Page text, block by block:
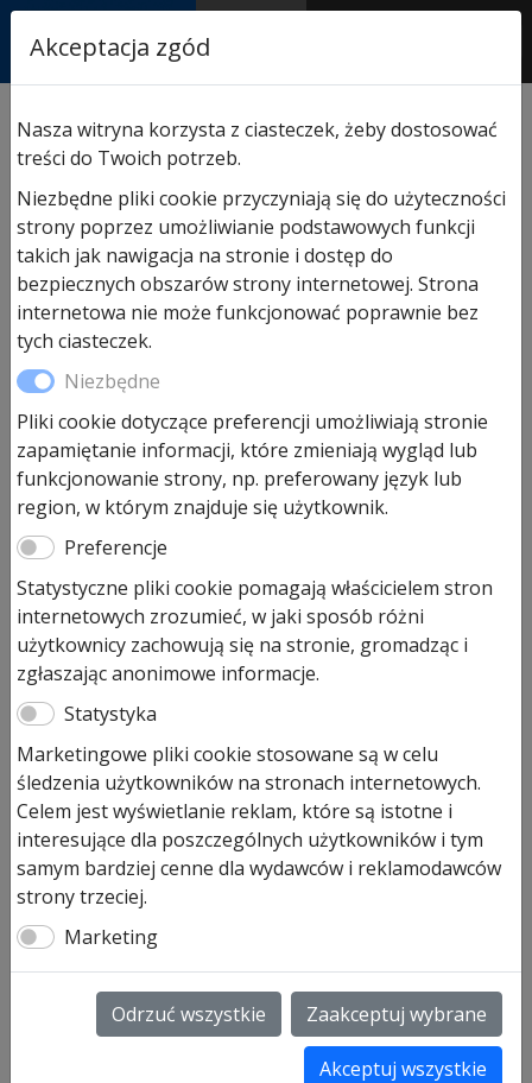
AUTORYZOWANY
PARTNER & SERWIS
wejściowych/ Profil maskujący do płyty drzwiowej
Profil maskujący do płyty
drzwiowej
93,00zł
Pozostało tylko: 1 (może być zamówiony)
ilość
Profil
maskujący
do
płyty
drzwiowej
Dodaj do koszyka
Profil maskujący do płyty drzwiowej
Do serii:
✔ TPS, MZ Thermo46, KSI Thermo46
Cena dotyczy 3,5 m.b.
Artykuł dostępny na zamówienie z Niemiec, czas
oczekiwania ok 14 dni.
320143
320143
Informacje dodatkowe
Akceptacja zgód
Nasza witryna korzysta z ciasteczek, żeby dostosować
treści do Twoich potrzeb.
Niezbędne pliki cookie przyczyniają się do użyteczności
strony poprzez umożliwianie podstawowych funkcji
takich jak nawigacja na stronie i dostęp do
bezpiecznych obszarów strony internetowej. Strona
internetowa nie może funkcjonować poprawnie bez
tych ciasteczek.
Niezbędne
Pliki cookie dotyczące preferencji umożliwiają stronie
zapamiętanie informacji, które zmieniają wygląd lub
funkcjonowanie strony, np. preferowany język lub
region, w którym znajduje się użytkownik.
Preferencje
Statystyczne pliki cookie pomagają właścicielem stron
internetowych zrozumieć, w jaki sposób różni
użytkownicy zachowują się na stronie, gromadząc i
zgłaszając anonimowe informacje.
Statystyka
Marketingowe pliki cookie stosowane są w celu
śledzenia użytkowników na stronach internetowych.
Celem jest wyświetlanie reklam, które są istotne i
interesujące dla poszczególnych użytkowników i tym
samym bardziej cenne dla wydawców i reklamodawców
strony trzeciej.
Marketing
Odrzuć wszystkie Zaakceptuj wybrane
Akceptuj wszystkie